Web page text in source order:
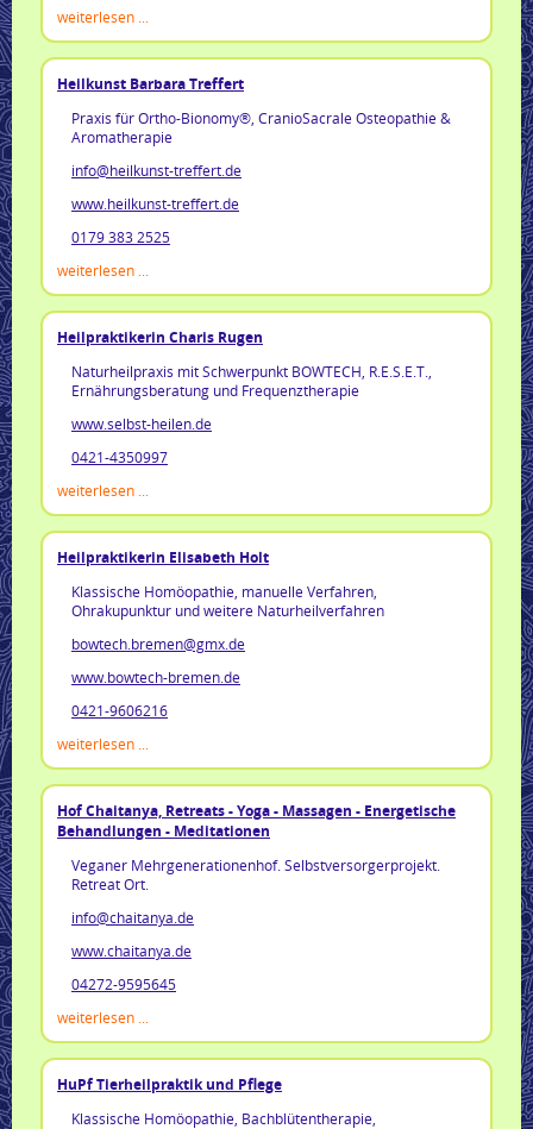
weiterlesen ...
Heilkunst Barbara Treffert
Praxis für Ortho-Bionomy®, CranioSacrale Osteopathie &
Aromatherapie
info@heilkunst-treffert.de
www.heilkunst-treffert.de
0179 383 2525
weiterlesen ...
Heilpraktikerin Charis Rugen
Naturheilpraxis mit Schwerpunkt BOWTECH, R.E.S.E.T.,
Ernährungsberatung und Frequenztherapie
www.selbst-heilen.de
0421-4350997
weiterlesen ...
Heilpraktikerin Elisabeth Holt
Klassische Homöopathie, manuelle Verfahren,
Ohrakupunktur und weitere Naturheilverfahren
bowtech.bremen@gmx.de
www.bowtech-bremen.de
0421-9606216
weiterlesen ...
Hof Chaitanya, Retreats - Yoga - Massagen - Energetische
Behandlungen - Meditationen
Veganer Mehrgenerationenhof. Selbstversorgerprojekt.
Retreat Ort.
info@chaitanya.de
www.chaitanya.de
04272-9595645
weiterlesen ...
HuPf Tierheilpraktik und Pflege
Klassische Homöopathie, Bachblütentherapie,